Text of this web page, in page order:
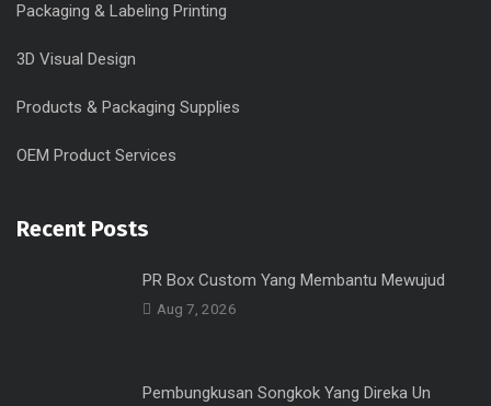
Packaging & Labeling Printing
3D Visual Design
Products & Packaging Supplies
OEM Product Services
Recent Posts
PR Box Custom Yang Membantu Mewujud
Aug 7, 2026
Pembungkusan Songkok Yang Direka Un